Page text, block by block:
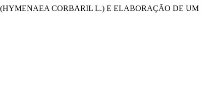
(HYMENAEA CORBARIL L.) E ELABORAÇÃO DE UM